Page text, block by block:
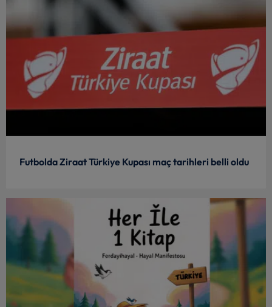
Futbolda Ziraat Türkiye Kupası maç tarihleri belli oldu